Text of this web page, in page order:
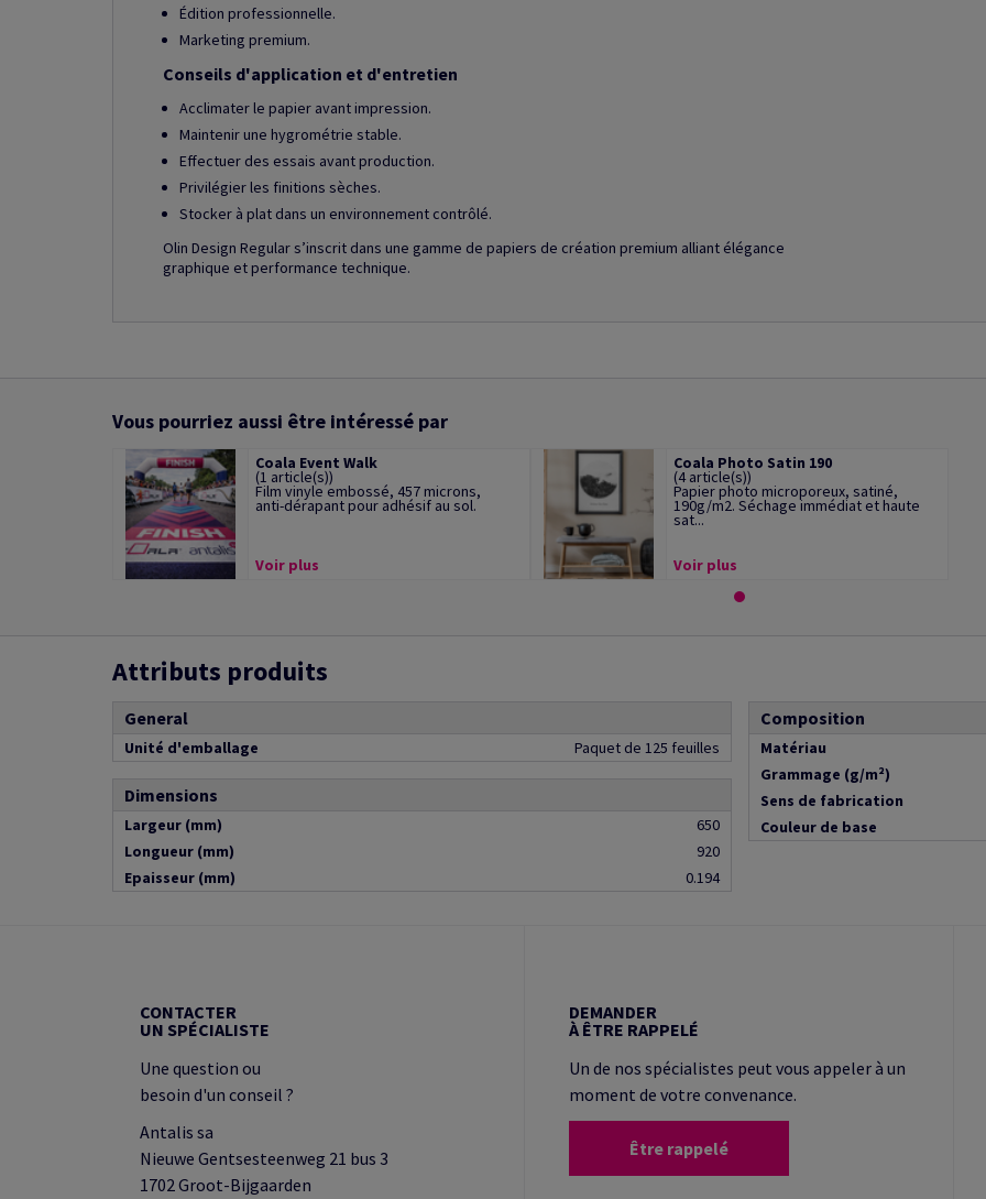
Édition professionnelle.
Marketing premium.
Conseils d'application et d'entretien
Acclimater le papier avant impression.
Maintenir une hygrométrie stable.
Effectuer des essais avant production.
Privilégier les finitions sèches.
Stocker à plat dans un environnement contrôlé.
Olin Design Regular s’inscrit dans une gamme de papiers de création premium alliant élégance
graphique et performance technique.
Vous pourriez aussi être intéressé par
Coala Event Walk
(1 article(s))
Film vinyle embossé, 457 microns,
anti-dérapant pour adhésif au sol.
Voir plus
Coala Photo Satin 190
(4 article(s))
Papier photo microporeux, satiné,
190g/m2. Séchage immédiat et haute
sat...
Voir plus
Attributs produits
General
Unité d'emballage Paquet de 125 feuilles
Dimensions
Largeur (mm)
650
Longueur (mm)
920
Epaisseur (mm)
0.194
Composition
Matériau
Grammage (g/m²)
Sens de fabrication
Couleur de base
CONTACTER
UN SPÉCIALISTE
Une question ou
besoin d'un conseil ?
Antalis sa
Nieuwe Gentsesteenweg 21 bus 3
1702 Groot-Bijgaarden
DEMANDER
À ÊTRE RAPPELÉ
Un de nos spécialistes peut vous appeler à un
moment de votre convenance.
Être rappelé